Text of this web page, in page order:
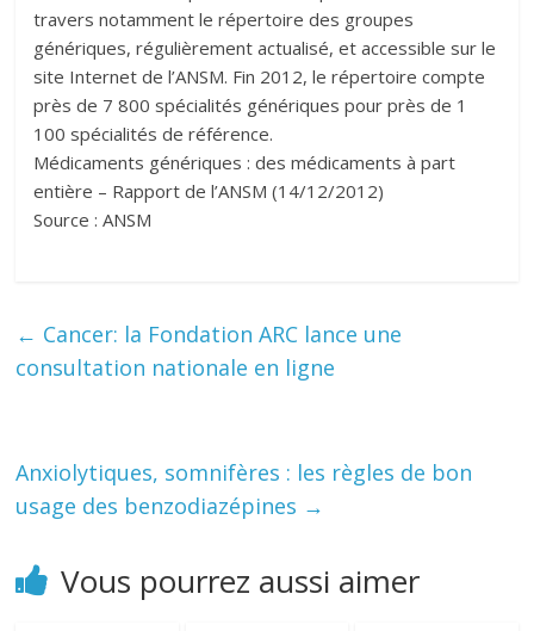
travers notamment le répertoire des groupes
génériques, régulièrement actualisé, et accessible sur le
site Internet de l’ANSM. Fin 2012, le répertoire compte
près de 7 800 spécialités génériques pour près de 1
100 spécialités de référence.
Médicaments génériques : des médicaments à part
entière – Rapport de l’ANSM (14/12/2012)
Source : ANSM
← Cancer: la Fondation ARC lance une
consultation nationale en ligne
Anxiolytiques, somnifères : les règles de bon
usage des benzodiazépines →
Vous pourrez aussi aimer